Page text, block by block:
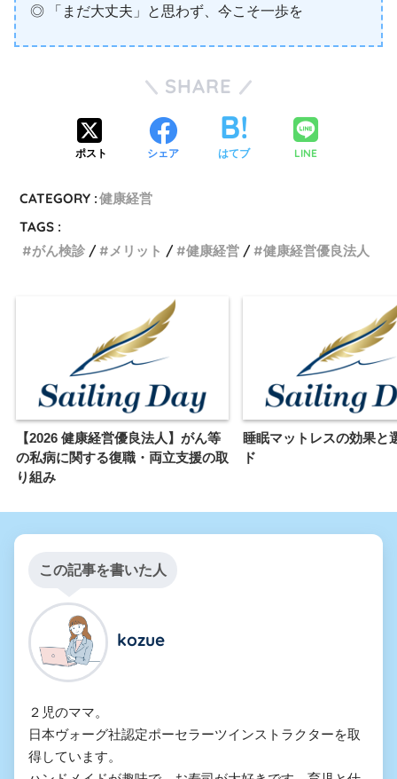
◎ 「まだ大丈夫」と思わず、今こそ一歩を
SHARE
ポスト シェア はてブ LINE
CATEGORY :健康経営
TAGS :
がん検診
メリット 健康経営 健康経営優良法人
【2026 健康経営優良法人】がん等
の私病に関する復職・両立支援の取
り組み
睡眠マットレスの効果と
ド
この記事を書いた人
kozue
２児のママ。
日本ヴォーグ社認定ポーセラーツインストラクターを取
得しています。